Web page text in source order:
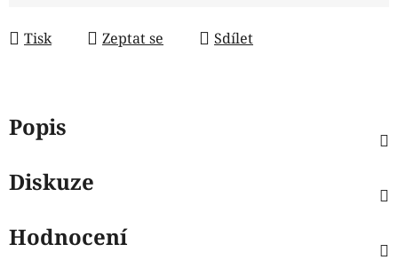
Tisk Zeptat se Sdílet
Popis
Diskuze
Hodnocení